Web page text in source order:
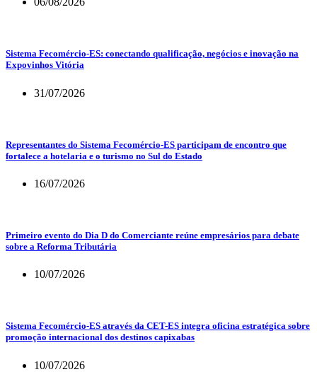
Sistema Fecomércio-ES: conectando qualificação, negócios e inovação na
Expovinhos Vitória
31/07/2026
Representantes do Sistema Fecomércio-ES participam de encontro que
fortalece a hotelaria e o turismo no Sul do Estado
16/07/2026
Primeiro evento do Dia D do Comerciante reúne empresários para debate
sobre a Reforma Tributária
10/07/2026
Sistema Fecomércio-ES através da CET-ES integra oficina estratégica sobre
promoção internacional dos destinos capixabas
10/07/2026